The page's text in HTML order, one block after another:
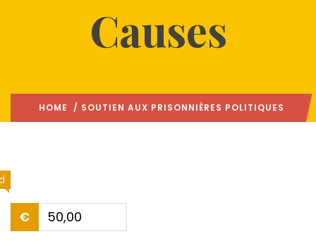
Causes
HOME / SOUTIEN AUX PRISONNIÈRES POLITIQUES
€